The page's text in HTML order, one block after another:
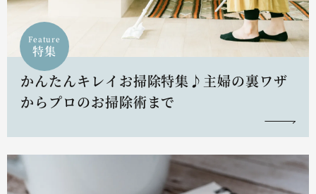
Feature
特集
かんたんキレイお掃除特集♪主婦の裏ワザ
からプロのお掃除術まで